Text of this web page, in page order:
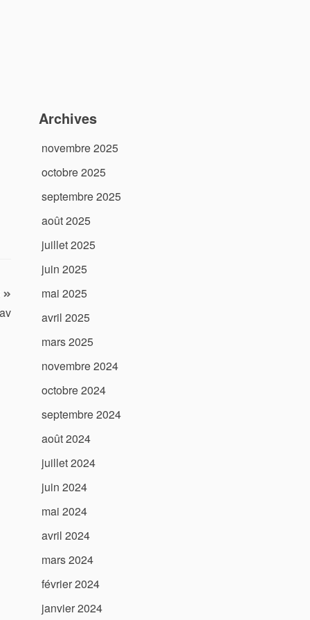
Archives
novembre 2025
octobre 2025
septembre 2025
août 2025
juillet 2025
juin 2025
mai 2025
avril 2025
mars 2025
novembre 2024
octobre 2024
septembre 2024
août 2024
juillet 2024
juin 2024
mai 2024
avril 2024
mars 2024
février 2024
janvier 2024